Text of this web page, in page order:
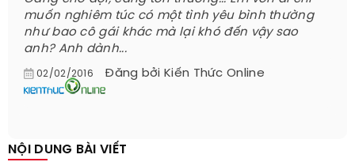
muốn nghiêm túc có một tình yêu bình thường
như bao cô gái khác mà lại khó đến vậy sao
anh? Anh dành...
02/02/2016 Đăng bởi Kiến Thức Online
NỘI DUNG BÀI VIẾT